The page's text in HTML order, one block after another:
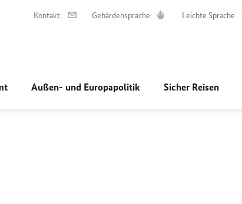
Kontakt Gebärdensprache Leichte Sprache
Außen- und Europapolitik Sicher Reisen